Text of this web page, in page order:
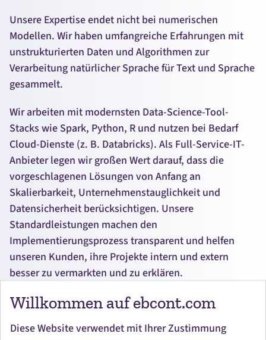
Willkommen auf ebcont.com
Diese Website verwendet mit Ihrer Zustimmung
Unsere Expertise endet nicht bei numerischen
Modellen. Wir haben umfangreiche Erfahrungen mit
unstrukturierten Daten und Algorithmen zur
Verarbeitung natürlicher Sprache für Text und Sprache
gesammelt.
Wir arbeiten mit modernsten Data-Science-Tool-
Stacks wie Spark, Python, R und nutzen bei Bedarf
Cloud-Dienste (z. B. Databricks). Als Full-Service-IT-
Anbieter legen wir großen Wert darauf, dass die
vorgeschlagenen Lösungen von Anfang an
Skalierbarkeit, Unternehmenstauglichkeit und
Datensicherheit berücksichtigen. Unsere
Standardleistungen machen den
Implementierungsprozess transparent und helfen
unseren Kunden, ihre Projekte intern und extern
besser zu vermarkten und zu erklären.
Durchgängige Implementierung von KI- und Big-